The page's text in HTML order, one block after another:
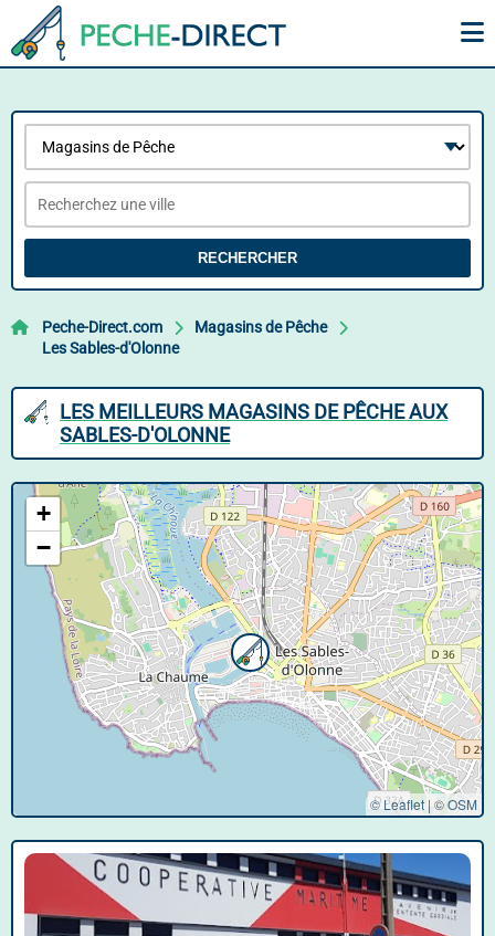
RECHERCHER
Peche-Direct.com
Magasins de Pêche
Les Sables-d'Olonne
LES MEILLEURS MAGASINS DE PÊCHE AUX
SABLES-D'OLONNE
+
−
© Leaflet | ©OSM